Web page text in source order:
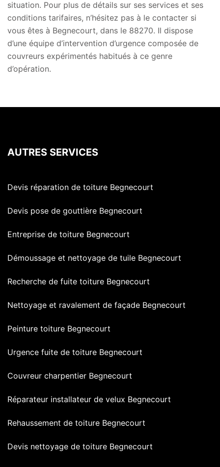
situation. Pour plus de détails sur ses services et ses
conditions tarifaires, n’hésitez pas à le contacter si
vous êtes à Begnecourt, dans le 88270. Il dispose
d’une équipe d’intervention d’urgence composée de
couvreurs expérimentés habitués à ce genre
d’opération.
AUTRES SERVICES
Devis réparation de toiture Begnecourt
Devis pose de gouttière Begnecourt
Entreprise de toiture Begnecourt
Démoussage et nettoyage de tuile Begnecourt
Recherche de fuite toiture Begnecourt
Nettoyage et ravalement de façade Begnecourt
Peinture toiture Begnecourt
Urgence fuite de toiture Begnecourt
Couvreur charpentier Begnecourt
Réparateur installateur de velux Begnecourt
Rehaussement de toiture Begnecourt
Devis nettoyage de toiture Begnecourt